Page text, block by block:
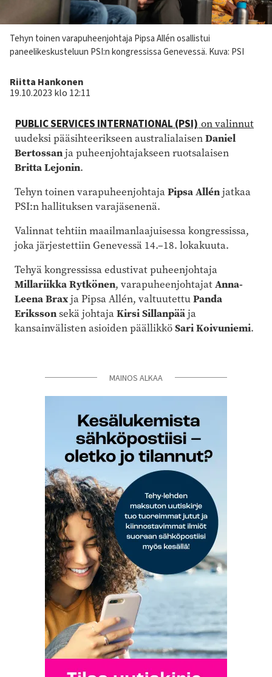
Kuvateksti
Tehyn toinen varapuheenjohtaja Pipsa Allén osallistui
paneelikeskusteluun PSI:n kongressissa Genevessä. Kuva: PSI
Kirjoittaja
Riitta Hankonen
19.10.2023 klo 12:11
PUBLIC SERVICES INTERNATIONAL (PSI) on valinnut
uudeksi pääsihteerikseen australialaisenDaniel
Bertossanja puheenjohtajakseen ruotsalaisen
Britta Lejonin.
Tehyn toinen varapuheenjohtajaPipsa Allénjatkaa
PSI:n hallituksen varajäsenenä.
Valinnat tehtiin maailmanlaajuisessa kongressissa,
joka järjestettiin Genevessä 14.–18. lokakuuta.
Tehyä kongressissa edustivat puheenjohtaja
Millariikka Rytkönen, varapuheenjohtajatAnna-
Leena Braxja Pipsa Allén, valtuutettuPanda
Erikssonsekä johtajaKirsi Sillanpääja
kansainvälisten asioiden päällikköSari Koivuniemi.
MAINOS ALKAA